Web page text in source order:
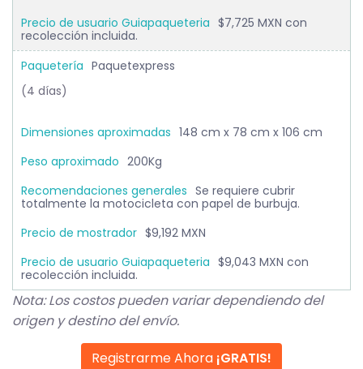
$7,725 MXN con
recolección incluida.
Paquetexpress
(4 días)
148 cm x 78 cm x 106 cm
200Kg
Se requiere cubrir
totalmente la motocicleta con papel de burbuja.
$9,192 MXN
$9,043 MXN con
recolección incluida.
Nota: Los costos pueden variar dependiendo del
origen y destino del envío.
Registrarme Ahora ¡GRATIS!